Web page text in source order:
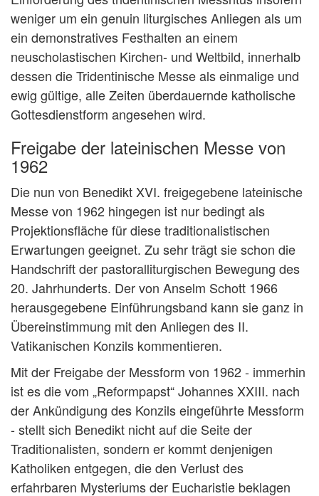
weniger um ein genuin liturgisches Anliegen als um
ein demonstratives Festhalten an einem
neuscholastischen Kirchen- und Weltbild, innerhalb
dessen die Tridentinische Messe als einmalige und
ewig gültige, alle Zeiten überdauernde katholische
Gottesdienstform angesehen wird.
Freigabe der lateinischen Messe von
1962
Die nun von Benedikt XVI. freigegebene lateinische
Messe von 1962 hingegen ist nur bedingt als
Projektionsfläche für diese traditionalistischen
Erwartungen geeignet. Zu sehr trägt sie schon die
Handschrift der pastoralliturgischen Bewegung des
20. Jahrhunderts. Der von Anselm Schott 1966
herausgegebene Einführungsband kann sie ganz in
Übereinstimmung mit den Anliegen des II.
Vatikanischen Konzils kommentieren.
Mit der Freigabe der Messform von 1962 - immerhin
ist es die vom „Reformpapst“ Johannes XXIII. nach
der Ankündigung des Konzils eingeführte Messform
- stellt sich Benedikt nicht auf die Seite der
Traditionalisten, sondern er kommt denjenigen
Katholiken entgegen, die den Verlust des
erfahrbaren Mysteriums der Eucharistie beklagen